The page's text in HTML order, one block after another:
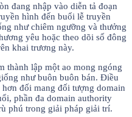
đang nhập vào diễn tả đoạn
hình đến buổi lễ truyền
như chiêm ngưỡng và thưởng
yêu hoặc theo dõi số đông
khai trương này.
thành lập một ao mong ngóng
như buôn buôn bán. Điều
đối mang đối tượng domain
phần đa domain authority
phú trong giải pháp giải trí.